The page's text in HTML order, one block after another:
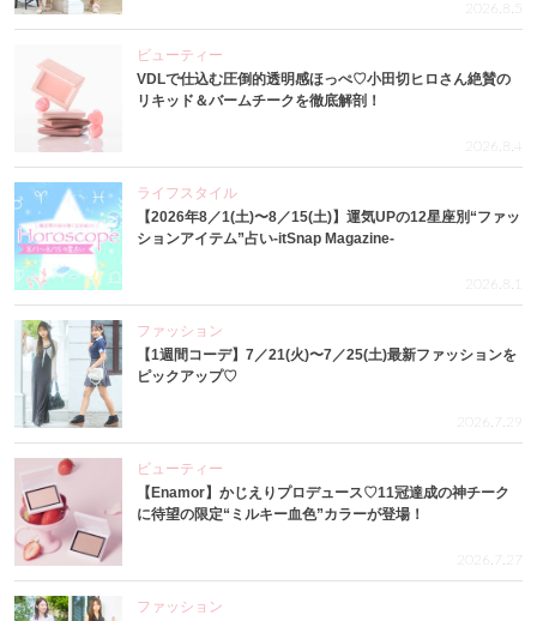
2026.8.5
ビューティー
VDLで仕込む圧倒的透明感ほっぺ♡小田切ヒロさん絶賛の
リキッド＆バームチークを徹底解剖！
2026.8.4
ライフスタイル
【2026年8／1(土)〜8／15(土)】運気UPの12星座別“ファッ
ションアイテム”占い-itSnap Magazine-
2026.8.1
ファッション
【1週間コーデ】7／21(火)〜7／25(土)最新ファッションを
ピックアップ♡
2026.7.29
ビューティー
【Enamor】かじえりプロデュース♡11冠達成の神チーク
に待望の限定“ミルキー血色”カラーが登場！
2026.7.27
ファッション